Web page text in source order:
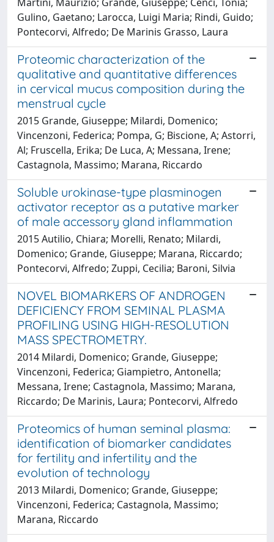
Gulino, Gaetano; Larocca, Luigi Maria; Rindi, Guido;
Pontecorvi, Alfredo; De Marinis Grasso, Laura
Proteomic characterization of the
qualitative and quantitative differences
in cervical mucus composition during the
menstrual cycle
2015 Grande, Giuseppe; Milardi, Domenico;
Vincenzoni, Federica; Pompa, G; Biscione, A; Astorri,
Al; Fruscella, Erika; De Luca, A; Messana, Irene;
Castagnola, Massimo; Marana, Riccardo
Soluble urokinase-type plasminogen
activator receptor as a putative marker
of male accessory gland inflammation
2015 Autilio, Chiara; Morelli, Renato; Milardi,
Domenico; Grande, Giuseppe; Marana, Riccardo;
Pontecorvi, Alfredo; Zuppi, Cecilia; Baroni, Silvia
NOVEL BIOMARKERS OF ANDROGEN
DEFICIENCY FROM SEMINAL PLASMA
PROFILING USING HIGH-RESOLUTION
MASS SPECTROMETRY.
2014 Milardi, Domenico; Grande, Giuseppe;
Vincenzoni, Federica; Giampietro, Antonella;
Messana, Irene; Castagnola, Massimo; Marana,
Riccardo; De Marinis, Laura; Pontecorvi, Alfredo
Proteomics of human seminal plasma:
identification of biomarker candidates
for fertility and infertility and the
evolution of technology
2013 Milardi, Domenico; Grande, Giuseppe;
Vincenzoni, Federica; Castagnola, Massimo;
Marana, Riccardo